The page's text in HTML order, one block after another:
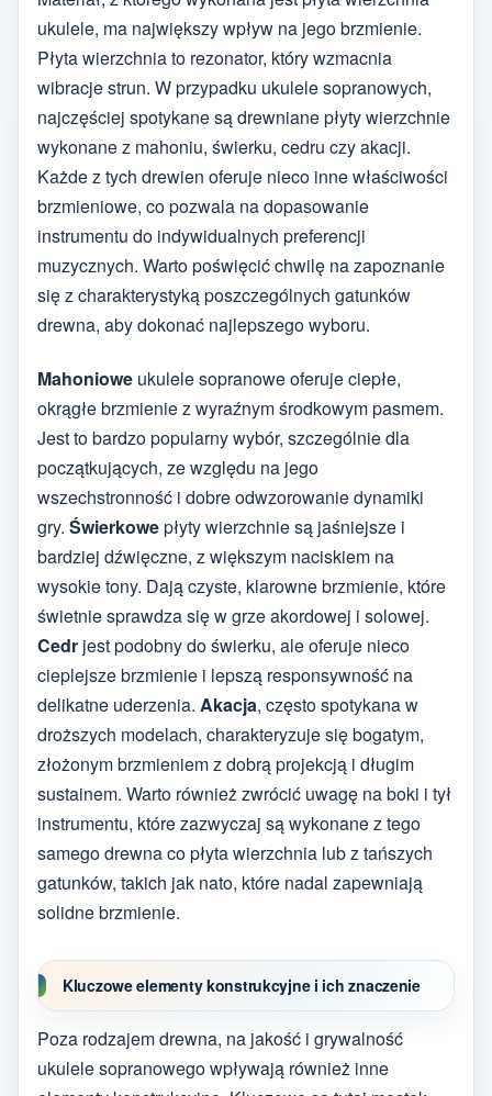
ukulele, ma największy wpływ na jego brzmienie.
Płyta wierzchnia to rezonator, który wzmacnia
wibracje strun. W przypadku ukulele sopranowych,
najczęściej spotykane są drewniane płyty wierzchnie
wykonane z mahoniu, świerku, cedru czy akacji.
Każde z tych drewien oferuje nieco inne właściwości
brzmieniowe, co pozwala na dopasowanie
instrumentu do indywidualnych preferencji
muzycznych. Warto poświęcić chwilę na zapoznanie
się z charakterystyką poszczególnych gatunków
drewna, aby dokonać najlepszego wyboru.
Mahoniowe ukulele sopranowe oferuje ciepłe,
okrągłe brzmienie z wyraźnym środkowym pasmem.
Jest to bardzo popularny wybór, szczególnie dla
początkujących, ze względu na jego
wszechstronność i dobre odwzorowanie dynamiki
gry. Świerkowepłyty wierzchnie są jaśniejsze i
bardziej dźwięczne, z większym naciskiem na
wysokie tony. Dają czyste, klarowne brzmienie, które
świetnie sprawdza się w grze akordowej i solowej.
Cedr jest podobny do świerku, ale oferuje nieco
cieplejsze brzmienie i lepszą responsywność na
delikatne uderzenia. Akacja, często spotykana w
droższych modelach, charakteryzuje się bogatym,
złożonym brzmieniem z dobrą projekcją i długim
sustainem. Warto również zwrócić uwagę na boki i tył
instrumentu, które zazwyczaj są wykonane z tego
samego drewna co płyta wierzchnia lub z tańszych
gatunków, takich jak nato, które nadal zapewniają
solidne brzmienie.
Kluczowe elementy konstrukcyjne i ich znaczenie
Poza rodzajem drewna, na jakość i grywalność
ukulele sopranowego wpływają również inne